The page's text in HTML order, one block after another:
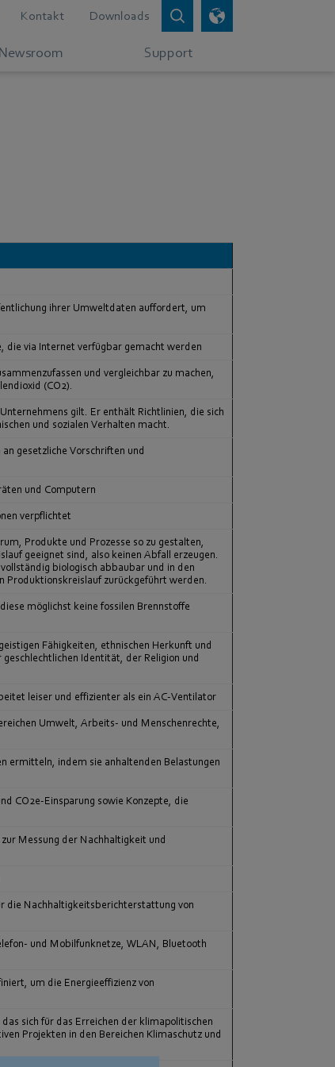
Kontakt Downloads
Newsroom Support
ihrer Umweltdaten auffordert, um
die via Internet verfügbar gemacht werden
und vergleichbar zu machen,
(CO2).
gilt. Er enthält Richtlinien, die sich
und sozialen Verhalten macht.
gesetzliche Vorschriften und
und Computern
verpflichtet
Produkte und Prozesse so zu gestalten,
geeignet sind, also keinen Abfall erzeugen.
biologisch abbaubar und in den
Produktionskreislauf zurückgeführt werden.
möglichst keine fossilen Brennstoffe
Fähigkeiten, ethnischen Herkunft und
Identität, der Religion und
leiser und effizienter als ein AC-Ventilator
Umwelt, Arbeits- und Menschenrechte,
ermitteln, indem sie anhaltenden Belastungen
CO2e-Einsparung sowie Konzepte, die
Messung der Nachhaltigkeit und
die Nachhaltigkeitsberichterstattung von
und Mobilfunknetze, WLAN, Bluetooth
um die Energieeffizienz von
sich für das Erreichen der klimapolitischen
Projekten in den Bereichen Klimaschutz und